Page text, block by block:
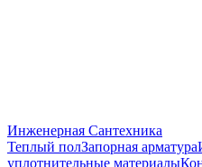
Инженерная Сантехника
Теплый полЗапорная арматура
уплотнительные материалы